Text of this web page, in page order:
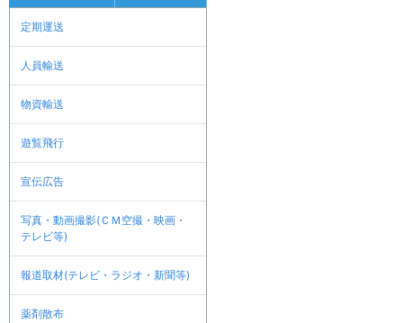
定期運送
人員輸送
物資輸送
遊覧飛行
宣伝広告
写真・動画撮影(ＣＭ空撮・映画・
テレビ等)
報道取材(テレビ・ラジオ・新聞等)
薬剤散布